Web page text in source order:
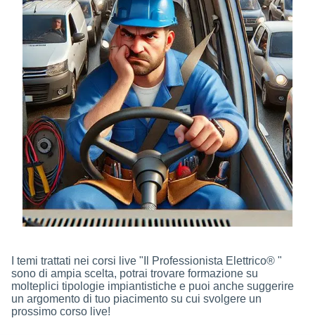
I temi trattati nei corsi live "Il Professionista Elettrico® "
sono di ampia scelta, potrai trovare formazione su
molteplici tipologie impiantistiche e puoi anche suggerire
un argomento di tuo piacimento su cui svolgere un
prossimo corso live!